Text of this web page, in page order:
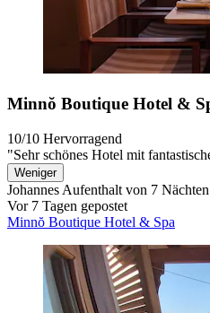
Minnŏ Boutique Hotel &
10/10 Hervorragend
"Sehr schönes Hotel mit
Weniger
Johannes Aufenthalt von 7 Nächten
Vor 7 Tagen gepostet
Minnŏ Boutique Hotel & Spa